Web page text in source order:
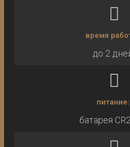
время
до 2
питание:
батарея